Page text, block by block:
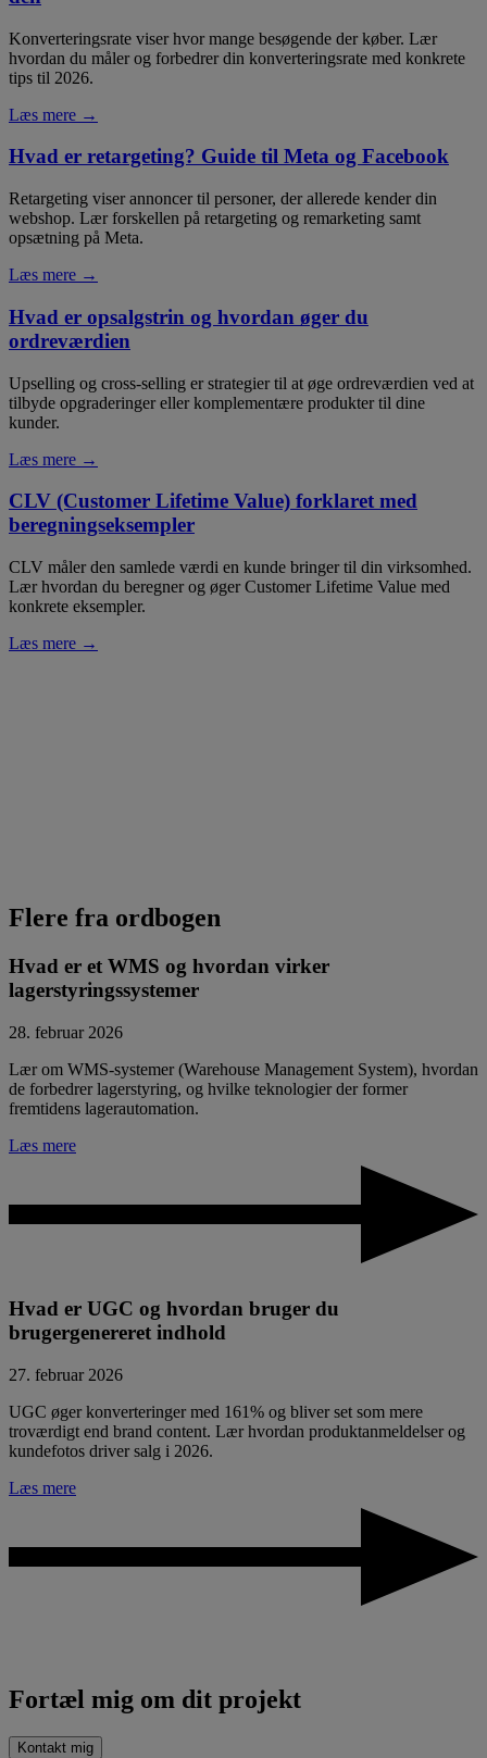
Konverteringsrate viser hvor mange besøgende der køber. Lær
hvordan du måler og forbedrer din konverteringsrate med konkrete
tips til 2026.
Læs mere →
Hvad er retargeting? Guide til Meta og Facebook
Retargeting viser annoncer til personer, der allerede kender din
webshop. Lær forskellen på retargeting og remarketing samt
opsætning på Meta.
Læs mere →
Hvad er opsalgstrin og hvordan øger du
ordreværdien
Upselling og cross-selling er strategier til at øge ordreværdien ved at
tilbyde opgraderinger eller komplementære produkter til dine
kunder.
Læs mere →
CLV (Customer Lifetime Value) forklaret med
beregningseksempler
CLV måler den samlede værdi en kunde bringer til din virksomhed.
Lær hvordan du beregner og øger Customer Lifetime Value med
konkrete eksempler.
Læs mere →
Flere fra ordbogen
Hvad er et WMS og hvordan virker
lagerstyringssystemer
28. februar 2026
Lær om WMS-systemer (Warehouse Management System), hvordan
de forbedrer lagerstyring, og hvilke teknologier der former
fremtidens lagerautomation.
Læs mere
Hvad er UGC og hvordan bruger du
brugergenereret indhold
27. februar 2026
UGC øger konverteringer med 161% og bliver set som mere
troværdigt end brand content. Lær hvordan produktanmeldelser og
kundefotos driver salg i 2026.
Læs mere
Fortæl mig om dit projekt
Kontakt mig